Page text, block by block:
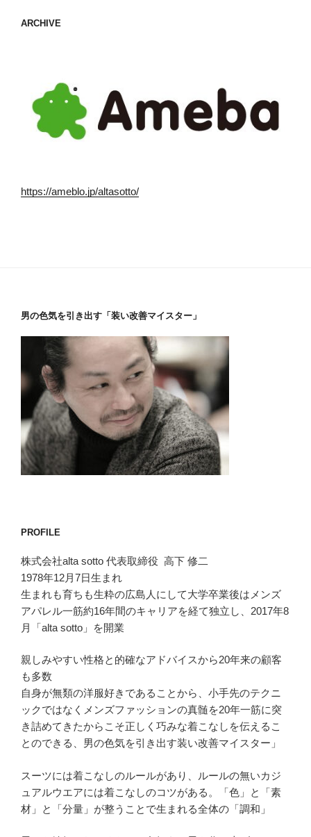
ARCHIVE
https://ameblo.jp/altasotto/
男の色気を引き出す「装い改善マイスター」
PROFILE
株式会社alta sotto 代表取締役 高下 修二
1978年12月7日生まれ
生まれも育ちも生粋の広島人にして大学卒業後はメンズ
アパレル一筋約16年間のキャリアを経て独立し、2017年8
月「alta sotto」を開業
親しみやすい性格と的確なアドバイスから20年来の顧客
も多数
自身が無類の洋服好きであることから、小手先のテクニ
ックではなくメンズファッションの真髄を20年一筋に突
き詰めてきたからこそ正しく巧みな着こなしを伝えるこ
とのできる、男の色気を引き出す装い改善マイスター」
スーツには着こなしのルールがあり、ルールの無いカジ
ュアルウエアには着こなしのコツがある。「色」と「素
材」と「分量」が整うことで生まれる全体の「調和」